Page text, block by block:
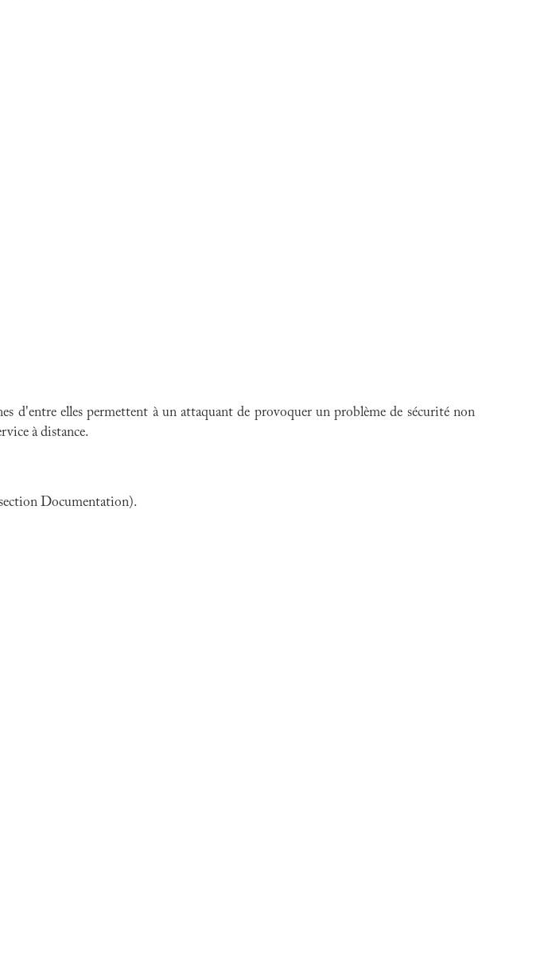
d'entre elles permettent à un attaquant de provoquer un problème de sécurité non
à distance.
Documentation).